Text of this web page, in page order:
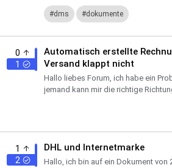
bei allen Buchungen die passenden
Ausgan...
dms dokumente
0
1
Automatisch erstellte
Versand klappt nicht
Hallo liebes Forum, ich habe ein
jemand kann mir die richtige
habe ich seit Anfang des Jahres
1
2
DHL und Internetmarke
Hallo, ich bin auf ein Dokument von